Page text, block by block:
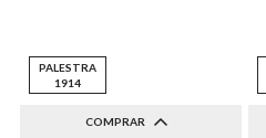
PALESTRA
1914
COMPRAR